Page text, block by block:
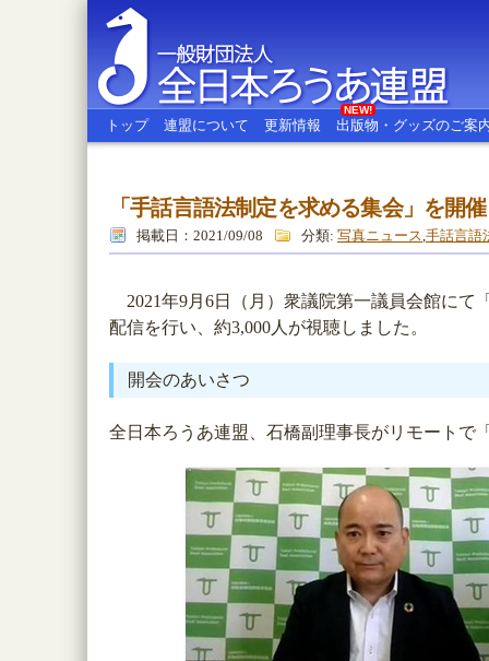
全日本ろうあ連盟
トップ 連盟について 更新情報 出版物・グッズのご案
NEW!
「手話言語法制定を求める集会」を開催
掲載日：2021/09/08 分類: 写真ニュース,手話言語
2021年9月6日（月）衆議院第一議員会館にて
配信を行い、約3,000人が視聴しました。
開会のあいさつ
全日本ろうあ連盟、石橋副理事長がリモートで